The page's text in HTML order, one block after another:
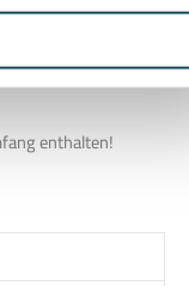
enthalten!